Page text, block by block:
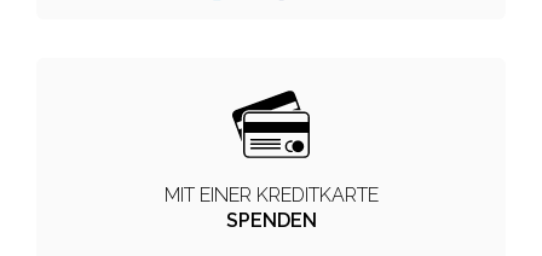
MIT EINER KREDITKARTE
SPENDEN